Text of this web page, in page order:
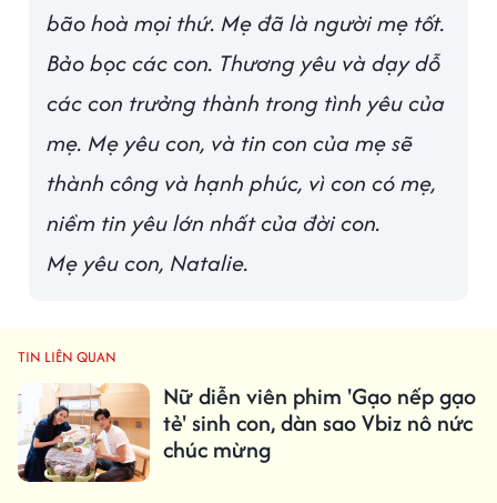
bão hoà mọi thứ. Mẹ đã là người mẹ tốt.
Bảo bọc các con. Thương yêu và dạy dỗ
các con trưởng thành trong tình yêu của
mẹ. Mẹ yêu con, và tin con của mẹ sẽ
thành công và hạnh phúc, vì con có mẹ,
niềm tin yêu lớn nhất của đời con.
Mẹ yêu con, Natalie.
TIN LIÊN QUAN
Nữ diễn viên phim 'Gạo nếp gạo
tẻ' sinh con, dàn sao Vbiz nô nức
chúc mừng